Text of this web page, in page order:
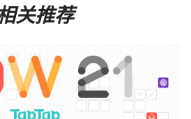
关推荐